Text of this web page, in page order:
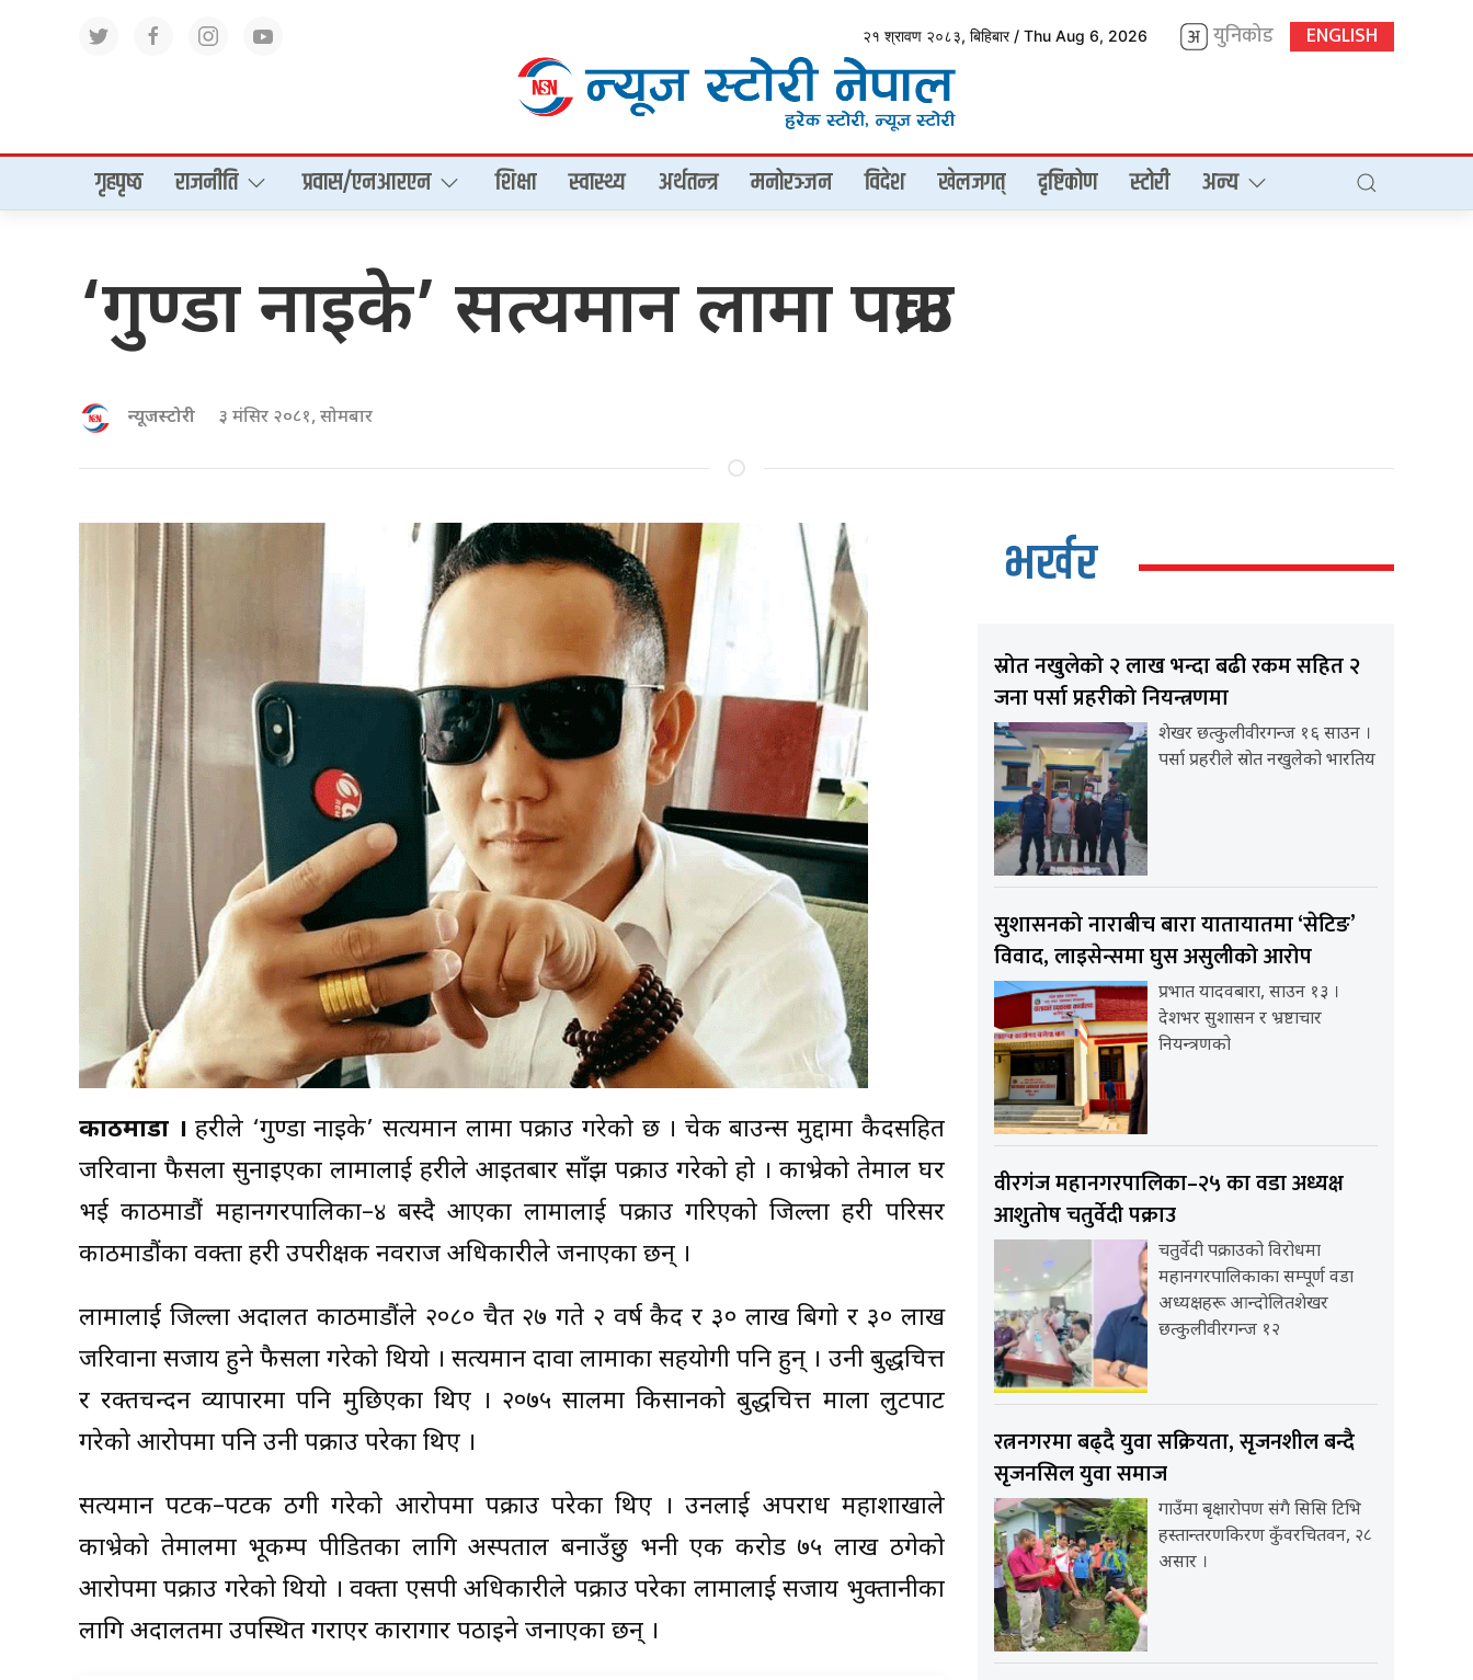
२१ श्रावण २०८३, बिहिबार / Thu Aug 6, 2026 युनिकोड ENGLISH
गृहपृष्‍ठ राजनीति प्रवास/एनआरएन शिक्षा स्वास्थ्य अर्थतन्त्र मनोरञ्जन विदेश खेलजगत् दृष्टिकोण स्टोरी अन्य
‘गुण्डा नाइके’ सत्यमान लामा पक्राउ
न्यूजस्टोरी ३ मंसिर २०८१, सोमबार
काठमाडौं । प्रहरीले ‘गुण्डा नाइके’ सत्यमान लामा पक्राउ गरेको छ । चेक बाउन्स मुद्दामा कैदसहित
जरिवाना फैसला सुनाइएका लामालाई प्रहरीले आइतबार साँझ पक्राउ गरेको हो । काभ्रेको तेमाल घर
भई काठमाडौं महानगरपालिका–४ बस्दै आएका लामालाई पक्राउ गरिएको जिल्ला प्रहरी परिसर
काठमाडौंका प्रवक्ता प्रहरी उपरीक्षक नवराज अधिकारीले जनाएका छन् ।
लामालाई जिल्ला अदालत काठमाडौंले २०८० चैत २७ गते २ वर्ष कैद र ३० लाख बिगो र ३० लाख
जरिवाना सजाय हुने फैसला गरेको थियो । सत्यमान दावा लामाका सहयोगी पनि हुन् । उनी बुद्धचित्त
र रक्तचन्दन व्यापारमा पनि मुछिएका थिए । २०७५ सालमा किसानको बुद्धचित्त माला लुटपाट
गरेको आरोपमा पनि उनी पक्राउ परेका थिए ।
सत्यमान पटक–पटक ठगी गरेको आरोपमा पक्राउ परेका थिए । उनलाई अपराध महाशाखाले
काभ्रेको तेमालमा भूकम्प पीडितका लागि अस्पताल बनाउँछु भनी एक करोड ७५ लाख ठगेको
आरोपमा पक्राउ गरेको थियो । प्रवक्ता एसपी अधिकारीले पक्राउ परेका लामालाई सजाय भुक्तानीका
लागि अदालतमा उपस्थित गराएर कारागार पठाइने जनाएका छन् ।
भर्खर
स्रोत नखुलेको २ लाख भन्दा बढी रकम सहित २
जना पर्सा प्रहरीको नियन्त्रणमा
शेखर छत्कुलीवीरगन्ज १६ साउन ।
पर्सा प्रहरीले स्रोत नखुलेको भारतिय
सुशासनको नाराबीच बारा यातायातमा ‘सेटिङ’
विवाद, लाइसेन्समा घुस असुलीको आरोप
प्रभात यादवबारा, साउन १३ ।
देशभर सुशासन र भ्रष्टाचार
नियन्त्रणको
वीरगंज महानगरपालिका–२५ का वडा अध्यक्ष
आशुतोष चतुर्वेदी पक्राउ
चतुर्वेदी पक्राउको विरोधमा
महानगरपालिकाका सम्पूर्ण वडा
अध्यक्षहरू आन्दोलितशेखर
छत्कुलीवीरगन्ज १२
रत्ननगरमा बढ्दै युवा सक्रियता, सृजनशील बन्दै
सृजनसिल युवा समाज
गाउँमा बृक्षारोपण संगै सिसि टिभि
हस्तान्तरणकिरण कुँवरचितवन, २८
असार ।